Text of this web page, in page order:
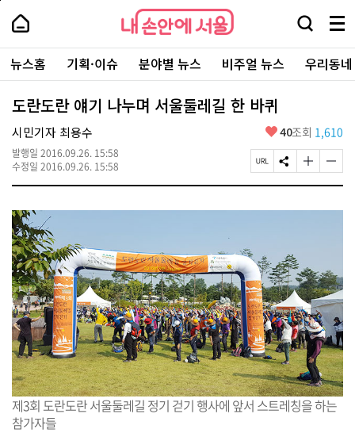
본
로
가
내
손
안
에
서
울
-
서
울
시
대
표
소
포
털
내
손
에
울
검
창
열
기
메
뉴
전
체
보
주
요
서
뉴스홈 기획·이슈 분야별 뉴스 비주얼 뉴스 우리동
도란도란 얘기 나누며 서울둘레길 한 바퀴
시민기자 최용수
발행일 2016.09.26. 15:58
수정일 2016.09.26. 15:58
좋
요
40조회 1,610
페
이
U
사
S
N
공
글
자
기
하
기
글
자
기
하
기
제3회 도란도란 서울둘레길 정기 걷기 행사에 앞서 스트레칭을 하는
참가자들
페
상
단
로